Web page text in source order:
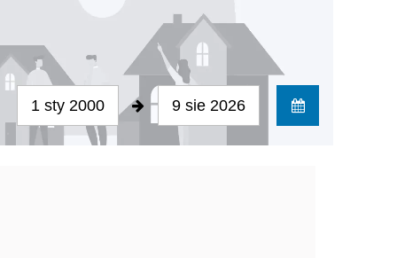
1 sty 2000 9 sie 2026